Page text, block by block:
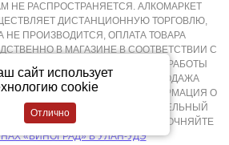
сайт использует
cookie
НЕ РАСПРОСТРАНЯЕТСЯ. АЛКОМАРКЕТ
ДИСТАНЦИОННУЮ ТОРГОВЛЮ,
НЕ ПРОИЗВОДИТСЯ, ОПЛАТА ТОВАРА
В МАГАЗИНЕ В СООТВЕТСТВИИ С
РФ И РЕЖИМОМ РАБОТЫ
И ДИСТАНЦИОННАЯ ПРОДАЖА
НЕ ОСУЩЕСТВЛЯЕТСЯ. ИНФОРМАЦИЯ О
НА САЙТЕ НОСИТ ОЗНАКОМИТЕЛЬНЫЙ
О ПРИОБРЕТЕНИИ ТОВАРОВ УТОЧНЯЙТЕ
«ВИНОГРАД» В УЛАН-УДЭ